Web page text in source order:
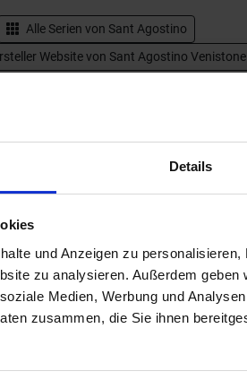
Details
und Anzeigen zu
zu analysieren. Außerdem
Medien, Werbung und
zusammen, die Sie ihnen
Alle Serien von Sant Agostino
Website von Sant Agostino Venistone